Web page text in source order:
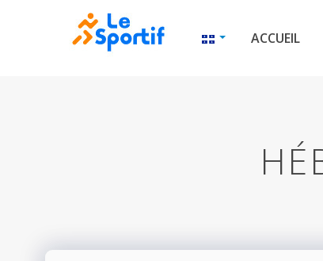
ACCUEIL